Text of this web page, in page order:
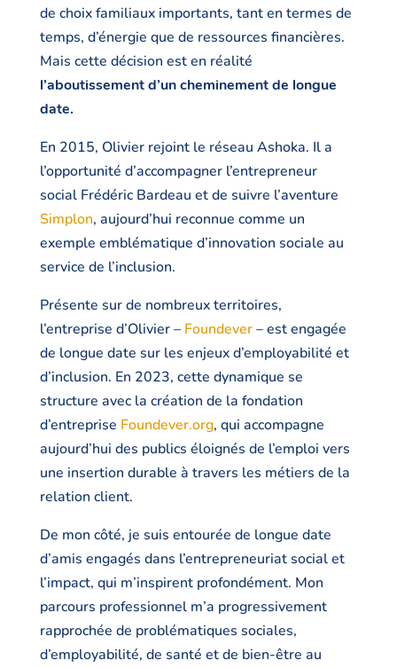
de choix familiaux importants, tant en termes de
temps, d’énergie que de ressources financières.
Mais cette décision est en réalité
l’aboutissement d’un cheminement de longue
date.
En 2015, Olivier rejoint le réseau Ashoka. Il a
l’opportunité d’accompagner l’entrepreneur
social Frédéric Bardeau et de suivre l’aventure
Simplon, aujourd’hui reconnue comme un
exemple emblématique d’innovation sociale au
service de l’inclusion.
Présente sur de nombreux territoires,
l’entreprise d’Olivier – Foundever– est engagée
de longue date sur les enjeux d’employabilité et
d’inclusion. En 2023, cette dynamique se
structure avec la création de la fondation
d’entreprise Foundever.org, qui accompagne
aujourd’hui des publics éloignés de l’emploi vers
une insertion durable à travers les métiers de la
relation client.
De mon côté, je suis entourée de longue date
d’amis engagés dans l’entrepreneuriat social et
l’impact, qui m’inspirent profondément. Mon
parcours professionnel m’a progressivement
rapprochée de problématiques sociales,
d’employabilité, de santé et de bien-être au